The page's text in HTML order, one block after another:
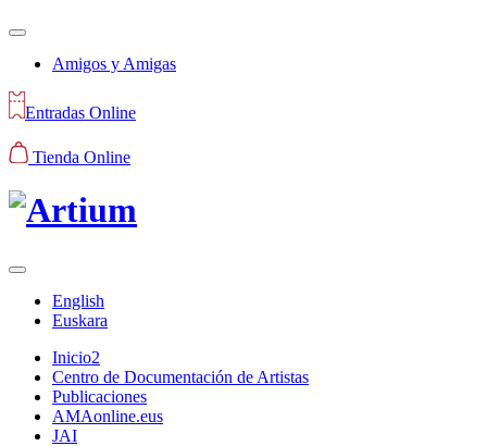
Amigos y Amigas
Entradas Online
Tienda Online
English
Euskara
Inicio2
Centro de Documentación de Artistas
Publicaciones
AMAonline.eus
JAI